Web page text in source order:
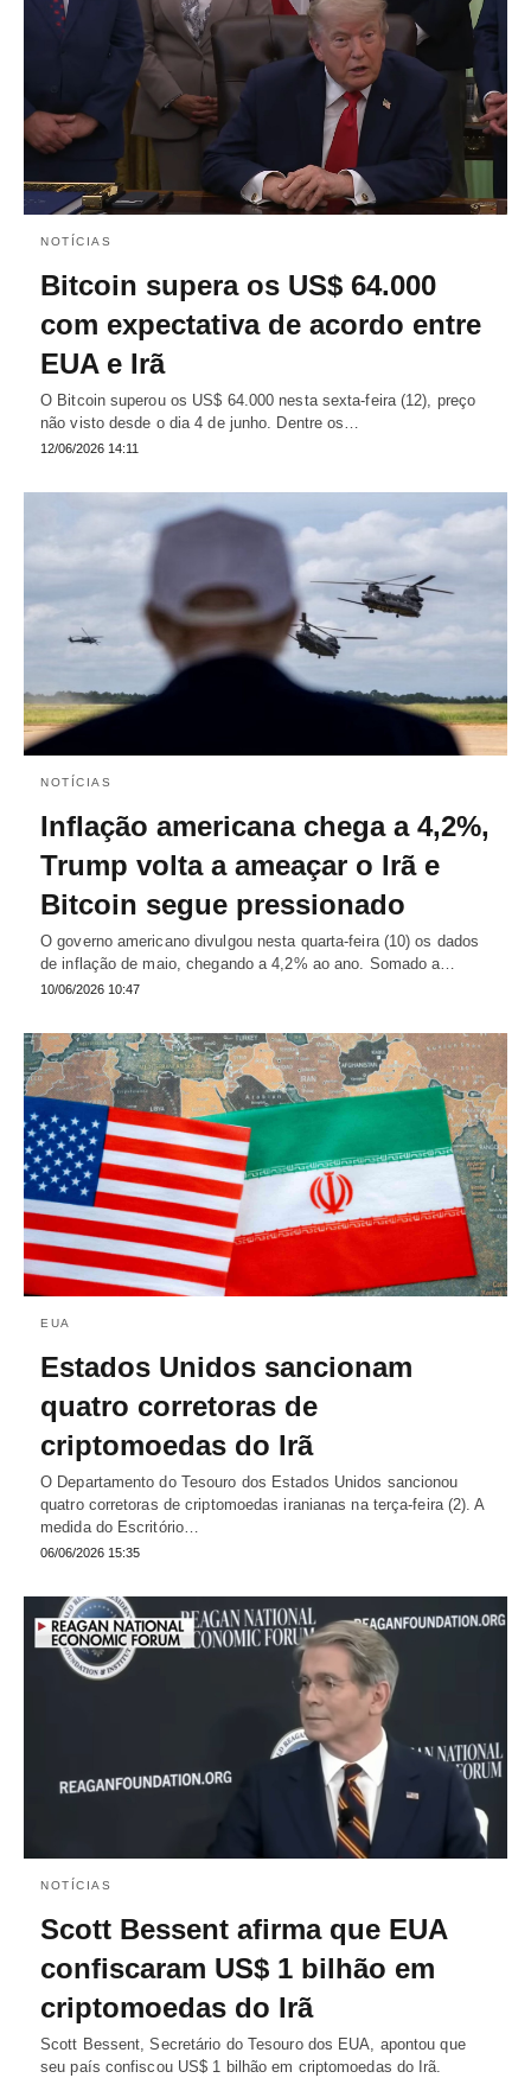
NOTÍCIAS
Bitcoin supera os US$ 64.000
com expectativa de acordo entre
EUA e Irã
O Bitcoin superou os US$ 64.000 nesta sexta-feira (12), preço
não visto desde o dia 4 de junho. Dentre os…
12/06/2026 14:11
NOTÍCIAS
Inflação americana chega a 4,2%,
Trump volta a ameaçar o Irã e
Bitcoin segue pressionado
O governo americano divulgou nesta quarta-feira (10) os dados
de inflação de maio, chegando a 4,2% ao ano. Somado a…
10/06/2026 10:47
EUA
Estados Unidos sancionam
quatro corretoras de
criptomoedas do Irã
O Departamento do Tesouro dos Estados Unidos sancionou
quatro corretoras de criptomoedas iranianas na terça-feira (2). A
medida do Escritório…
06/06/2026 15:35
NOTÍCIAS
Scott Bessent afirma que EUA
confiscaram US$ 1 bilhão em
criptomoedas do Irã
Scott Bessent, Secretário do Tesouro dos EUA, apontou que
seu país confiscou US$ 1 bilhão em criptomoedas do Irã.